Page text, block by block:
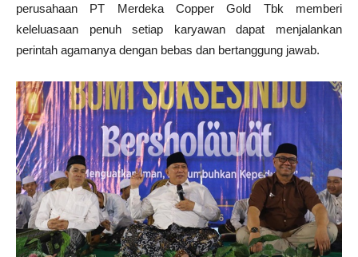
perusahaan PT Merdeka Copper Gold Tbk memberi
keleluasaan penuh setiap karyawan dapat menjalankan
perintah agamanya dengan bebas dan bertanggung jawab.